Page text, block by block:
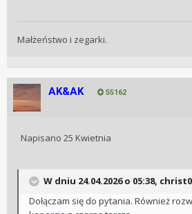
Małżeństwo i zegarki.
AK&AK 55162
Napisano 25 Kwietnia
W dniu 24.04.2026 o 05:38,
Dołączam się do pytania. Również